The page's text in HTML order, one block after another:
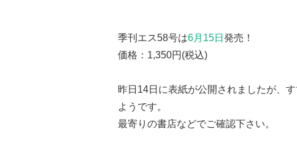
季刊エス58号は6月15日 発売！
価格：1,350円(税込)
昨日14日に表紙が公開されましたが、
ようです。
最寄りの書店などでご確認下さい。